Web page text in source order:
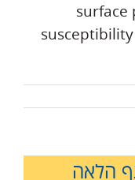
surface
הלאה